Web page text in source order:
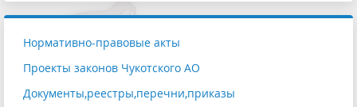
Нормативно-правовые акты
Проекты законов Чукотского АО
Документы,реестры,перечни,приказы